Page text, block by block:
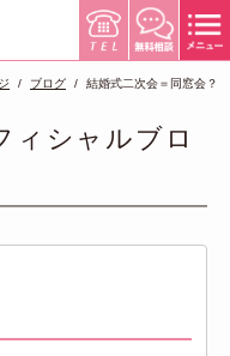
ブログ 結婚式二次会＝同窓会？
ィシャルブロ